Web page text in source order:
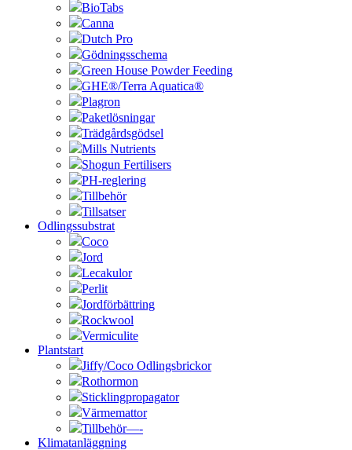
BioTabs
Canna
Dutch Pro
Gödningsschema
Green House Powder Feeding
GHE®/Terra Aquatica®
Plagron
Paketlösningar
Trädgårdsgödsel
Mills Nutrients
Shogun Fertilisers
PH-reglering
Tillbehör
Tillsatser
Odlingssubstrat
Coco
Jord
Lecakulor
Perlit
Jordförbättring
Rockwool
Vermiculite
Plantstart
Jiffy/Coco Odlingsbrickor
Rothormon
Sticklingpropagator
Värmemattor
Tillbehör—-
Klimatanläggning